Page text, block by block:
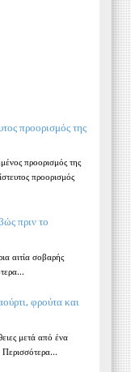
προορισμός της
προορισμός της
προορισμός
πριν το
αιτία σοβαρής
φρούτα και
μετά από ένα
Περισσότερα...